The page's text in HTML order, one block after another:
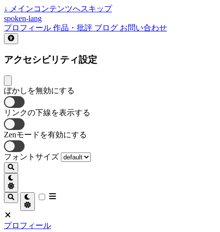
↓ メインコンテンツへスキップ
spoken-lang
プロフィール 作品・批評 ブログ お問い合わせ
アクセシビリティ設定
ぼかしを無効にする
リンクの下線を表示する
Zenモードを有効にする
フォントサイズ
プロフィール